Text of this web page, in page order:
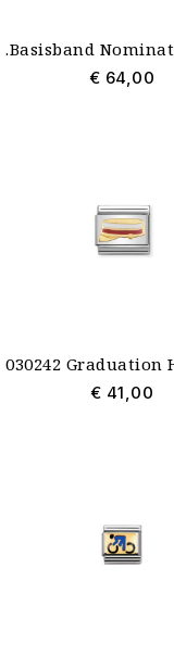
€ 64,00
€ 41,00